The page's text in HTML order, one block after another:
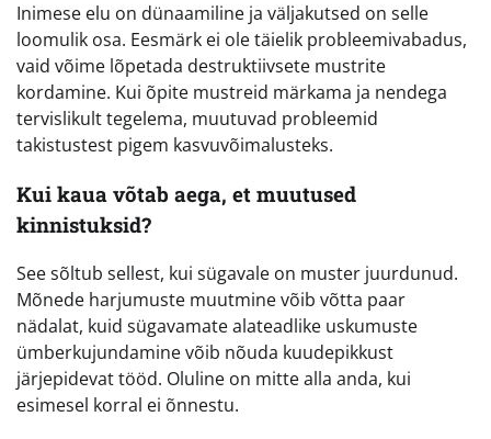
Inimese elu on dünaamiline ja väljakutsed on selle
loomulik osa. Eesmärk ei ole täielik probleemivabadus,
vaid võime lõpetada destruktiivsete mustrite
kordamine. Kui õpite mustreid märkama ja nendega
tervislikult tegelema, muutuvad probleemid
takistustest pigem kasvuvõimalusteks.
Kui kaua võtab aega, et muutused
kinnistuksid?
See sõltub sellest, kui sügavale on muster juurdunud.
Mõnede harjumuste muutmine võib võtta paar
nädalat, kuid sügavamate alateadlike uskumuste
ümberkujundamine võib nõuda kuudepikkust
järjepidevat tööd. Oluline on mitte alla anda, kui
esimesel korral ei õnnestu.